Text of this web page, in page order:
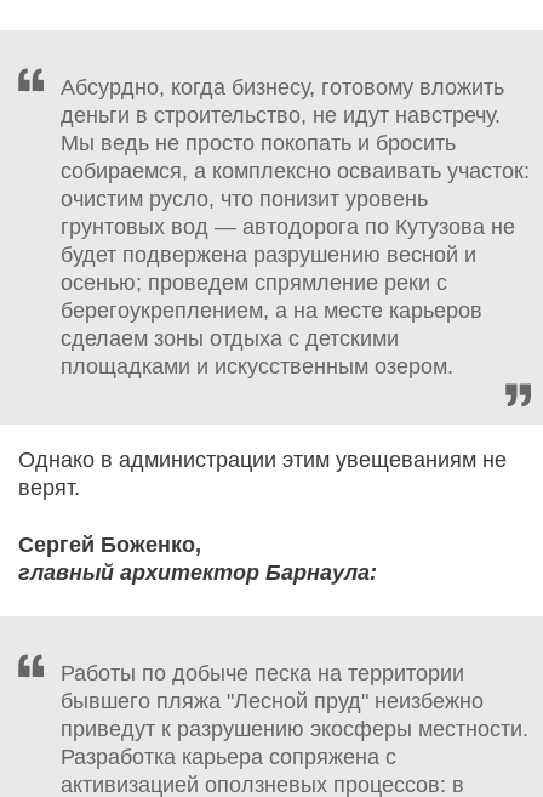
Абсурдно, когда бизнесу, готовому вложить
деньги в строительство, не идут навстречу.
Мы ведь не просто покопать и бросить
собираемся, а комплексно осваивать участок:
очистим русло, что понизит уровень
грунтовых вод — автодорога по Кутузова не
будет подвержена разрушению весной и
осенью; проведем спрямление реки с
берегоукреплением, а на месте карьеров
сделаем зоны отдыха с детскими
площадками и искусственным озером.
Однако в администрации этим увещеваниям не
верят.
Сергей Боженко,
главный архитектор Барнаула:
Работы по добыче песка на территории
бывшего пляжа "Лесной пруд" неизбежно
приведут к разрушению экосферы местности.
Разработка карьера сопряжена с
активизацией оползневых процессов: в